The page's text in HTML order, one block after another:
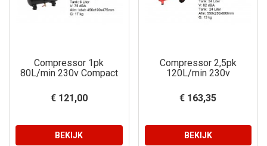
Compressor 1pk
80L/min 230v Compact
€ 121,00
BEKIJK
Compressor 2,5pk
120L/min 230v
€ 163,35
BEKIJK